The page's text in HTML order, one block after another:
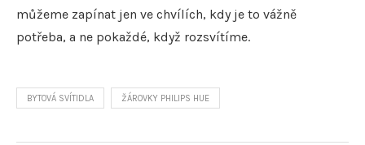
můžeme zapínat jen ve chvílích, kdy je to vážně
potřeba, a ne pokaždé, když rozsvítíme.
BYTOVÁ SVÍTIDLA ŽÁROVKY PHILIPS HUE